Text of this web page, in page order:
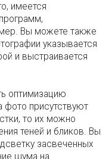
имеется
Вы можете также
указывается
и выстраивается
оптимизацию
фото присутствуют
то их можно
теней и бликов. Вы
засвеченных
шума на